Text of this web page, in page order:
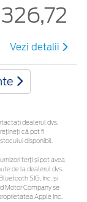
Vezi detalii
dealerul dvs.
că pot fi
disponibil.
terți și pot avea
de la dealerul dvs.
SIG, Inc. și
Motor Company se
Apple Inc.